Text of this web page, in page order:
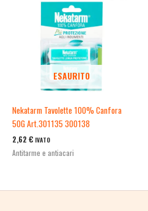
ESAURITO
Nekatarm Tavolette 100% Canfora
50G Art.301135 300138
2,62 € IVATO
Antitarme e antiacari